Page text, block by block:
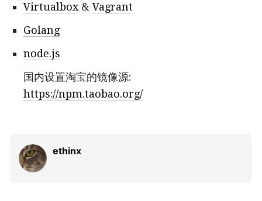
Virtualbox&Vagrant
Golang
node.js
国内设置淘宝的镜像源:
https://npm.taobao.org/
ethinx